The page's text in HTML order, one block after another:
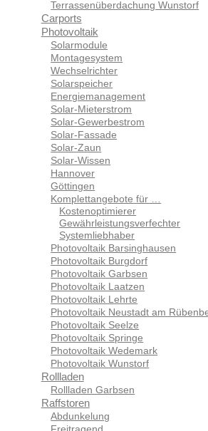
Terrassenüberdachung Wunstorf
Carports
Photovoltaik
Solarmodule
Montagesystem
Wechselrichter
Solarspeicher
Energiemanagement
Solar-Mieterstrom
Solar-Gewerbestrom
Solar-Fassade
Solar-Zaun
Solar-Wissen
Hannover
Göttingen
Komplettangebote für …
Kostenoptimierer
Gewährleistungsverfechter
Systemliebhaber
Photovoltaik Barsinghausen
Photovoltaik Burgdorf
Photovoltaik Garbsen
Photovoltaik Laatzen
Photovoltaik Lehrte
Photovoltaik Neustadt am
Photovoltaik Seelze
Photovoltaik Springe
Photovoltaik Wedemark
Photovoltaik Wunstorf
Rollladen
Rollladen Garbsen
Raffstoren
Abdunkelung
Freitragend